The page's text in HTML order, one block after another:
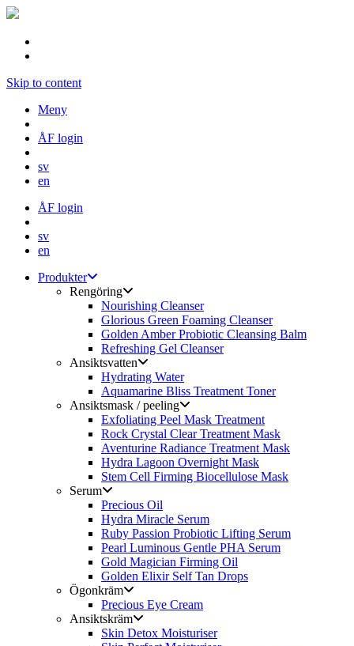
Skip to content
Meny
ÅF login
sv
en
ÅF login
sv
en
Produkter
Rengöring
Nourishing Cleanser
Glorious Green Foaming Cleanser
Golden Amber Probiotic Cleansing Balm
Refreshing Gel Cleanser
Ansiktsvatten
Hydrating Water
Aquamarine Bliss Treatment Toner
Ansiktsmask / peeling
Exfoliating Peel Mask Treatment
Rock Crystal Clear Treatment Mask
Aventurine Radiance Treatment Mask
Hydra Lagoon Overnight Mask
Stem Cell Firming Biocellulose Mask
Serum
Precious Oil
Hydra Miracle Serum
Ruby Passion Probiotic Lifting Serum
Pearl Luminous Gentle PHA Serum
Gold Magician Firming Oil
Golden Elixir Self Tan Drops
Ögonkräm
Precious Eye Cream
Ansiktskräm
Skin Detox Moisturiser